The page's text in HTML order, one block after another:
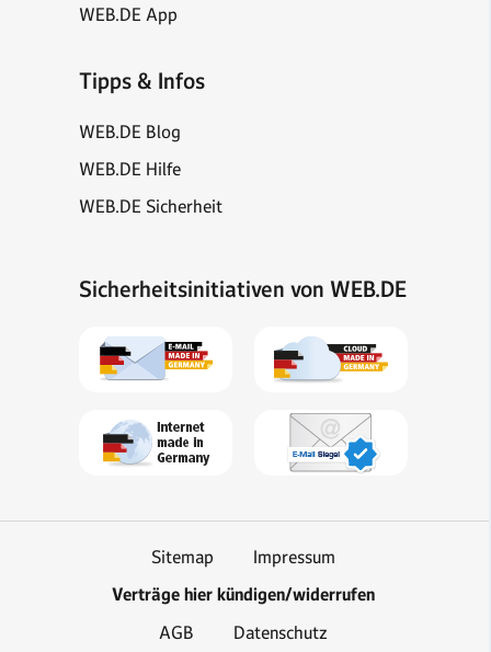
WEB.DE App
Tipps & Infos
WEB.DE Blog
WEB.DE Hilfe
WEB.DE Sicherheit
Sicherheitsinitiativen von WEB.DE
Sitemap Impressum
Verträge hier kündigen/widerrufen
AGB Datenschutz